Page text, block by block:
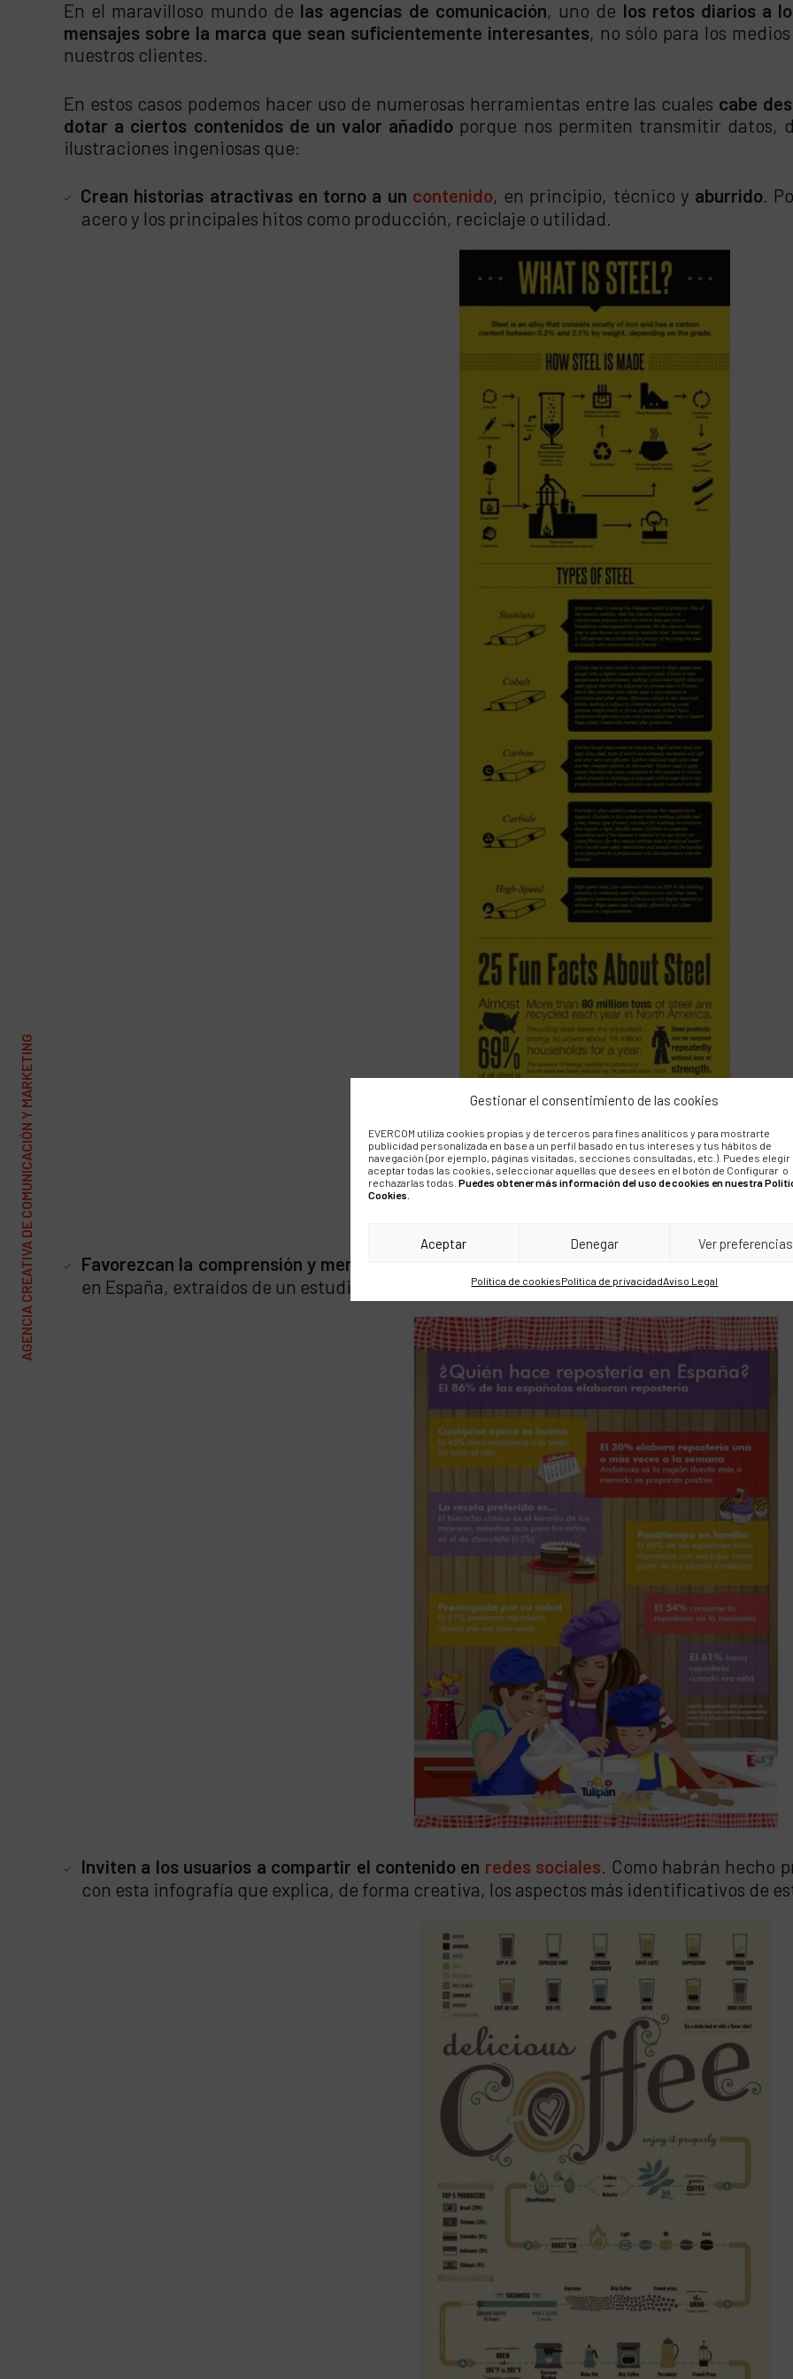
Gestionar el consentimiento de las cookies
EVERCOM utiliza cookies propias y de terceros para fines analíticos y para mostrarte
publicidad personalizada en base a un perfil basado en tus intereses y tus hábitos de
navegación (por ejemplo, páginas visitadas, secciones consultadas, etc.). Puedes elegir
aceptar todas las cookies, seleccionar aquellas que desees en el botón de Configurar o
rechazarlas todas. Puedes obtener más información del uso de cookies en nuestra
Cookies.
Aceptar Denegar Ver preferencias
Política de cookiesPolítica de privacidadAviso Legal
AGENCIA CREATIVA DE COMUNICACIÓN Y MARKETING
En el maravilloso mundo de las agencias de comunicación, uno de los retos diarios a
mensajes sobre la marca que sean suficientemente interesantes, no sólo para los
nuestros clientes.
En estos casos podemos hacer uso de numerosas herramientas entre las cuales cabe
dotar a ciertos contenidos de un valor añadido porque nos permiten transmitir datos,
ilustraciones ingeniosas que:
Crean historias atractivas en torno a un contenido, en principio, técnico y aburrido.
acero y los principales hitos como producción, reciclaje o utilidad.
Favorezcan la comprensión y memorización del mensaje
. Como hizo en este caso,
en España, extraídos de un estudio propio.
Inviten a los usuarios a compartir el contenido en redes sociales. Como habrán hecho
con esta infografía que explica, de forma creativa, los aspectos más identificativos de